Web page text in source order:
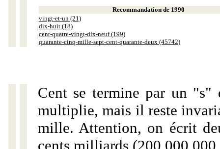
Recommandation de 1990
vingt-et-un (21)
dix-huit (18)
cent-quatre-vingt-dix-neuf (199)
quarante-cinq-mille-sept-cent-quarante-deux (45742)
Cent se termine par un "s"
multiplie, mais il reste
mille. Attention, on écrit
cents milliards (200 000